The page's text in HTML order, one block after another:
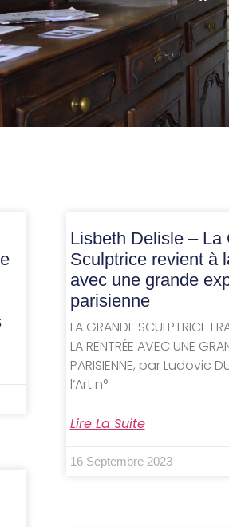
Lisbeth Delisle – La
Sculptrice revient à
avec une grande
parisienne
LA GRANDE SCULPTRICE
LA RENTRÉE AVEC UNE
PARISIENNE, par Ludovic
l’Art n°
Lire La Suite
16 Septembre 2023